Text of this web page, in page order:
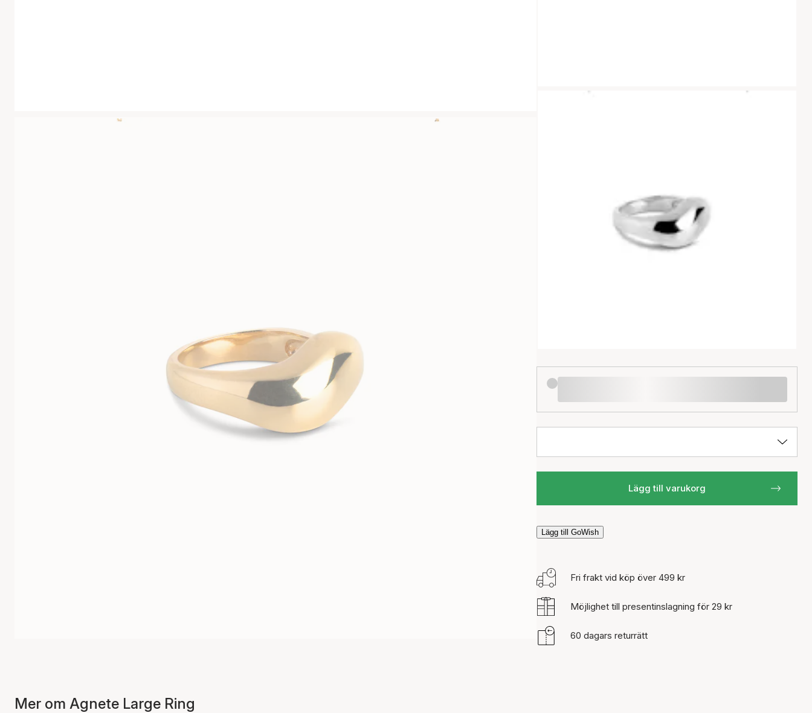
Lägg till varukorg
Lägg till GoWish
Fri frakt vid köp över 499 kr
Möjlighet till presentinslagning för 29 kr
60 dagars returrätt
Mer om Agnete Large Ring